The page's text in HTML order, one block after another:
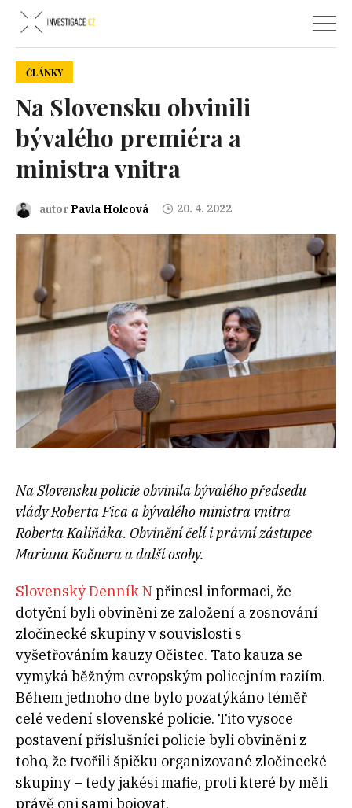
ČLÁNKY
Na Slovensku obvinili
bývalého premiéra a
ministra vnitra
autor Pavla Holcová 20. 4. 2022
Na Slovensku policie obvinila bývalého předsedu
vlády Roberta Fica a bývalého ministra vnitra
Roberta Kaliňáka. Obvinění čelí i právní zástupce
Mariana Kočnera a další osoby.
Slovenský Denník Npřinesl informaci, že
dotyční byli obviněni ze založení a zosnování
zločinecké skupiny v souvislosti s
vyšetřováním kauzy Očistec. Tato kauza se
vymyká běžným evropským policejním raziím.
Během jednoho dne bylo pozatýkáno téměř
celé vedení slovenské policie. Tito vysoce
postavení příslušníci policie byli obviněni z
toho, že tvořili špičku organizované zločinecké
skupiny – tedy jakési mafie, proti které by měli
právě oni sami bojovat.